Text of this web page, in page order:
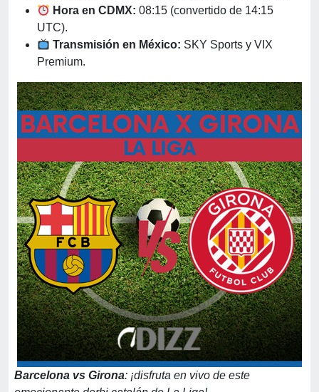
Hora en CDMX: 08:15 (convertido de 14:15
UTC).
Transmisión en México: SKY Sports y VIX
Premium.
Barcelona vs Girona: ¡disfruta en vivo de este